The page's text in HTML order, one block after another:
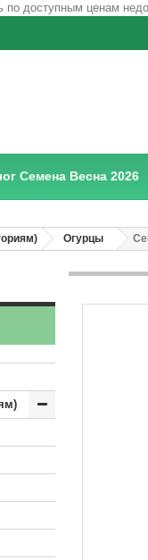
Семена Весна 2026
Огурцы